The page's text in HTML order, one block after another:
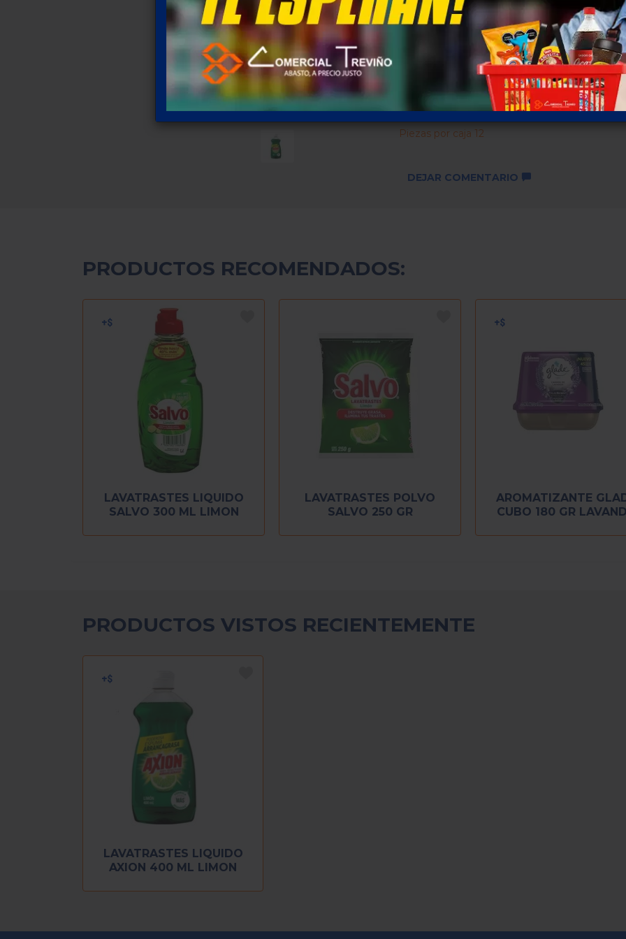
Descuentos por cantidad no
disponibles ...
SKU: 292
Piezas por caja 12
DEJAR COMENTARIO
PRODUCTOS RECOMENDADOS:
LAVATRASTES LIQUIDO
SALVO 300 ML LIMON
LAVATRASTES POLVO
SALVO 250 GR
AROMATIZANTE
CUBO 180 GR
PRODUCTOS VISTOS RECIENTEMENTE
LAVATRASTES LIQUIDO
AXION 400 ML LIMON